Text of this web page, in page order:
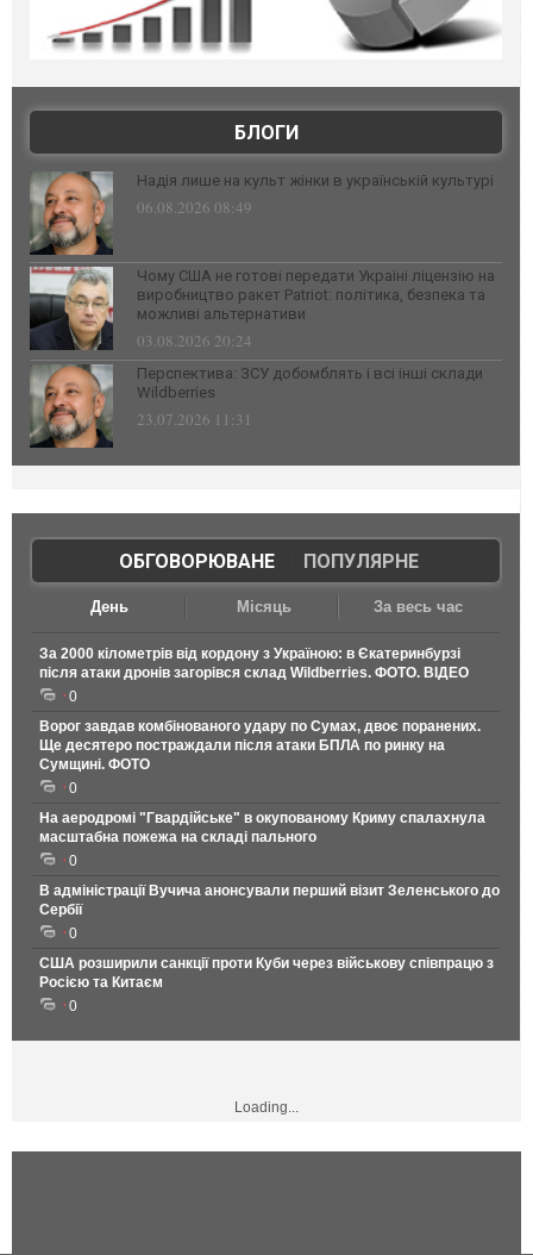
БЛОГИ
Надія лише на культ жінки в українській культурі
06.08.2026 08:49
Чому США не готові передати Україні ліцензію на
виробництво ракет Patriot: політика, безпека та
можливі альтернативи
03.08.2026 20:24
Перспектива: ЗСУ добомблять і всі інші склади
Wildberries
23.07.2026 11:31
ОБГОВОРЮВАНЕ| ПОПУЛЯРНЕ
День Місяць За весь час
За 2000 кілометрів від кордону з Україною: в Єкатеринбурзі
після атаки дронів загорівся склад Wildberries. ФОТО. ВІДЕО
0
Ворог завдав комбінованого удару по Сумах, двоє поранених.
Ще десятеро постраждали після атаки БПЛА по ринку на
Сумщині. ФОТО
0
На аеродромі "Гвардійське" в окупованому Криму спалахнула
масштабна пожежа на складі пального
0
В адміністрації Вучича анонсували перший візит Зеленського до
Сербії
0
США розширили санкції проти Куби через військову співпрацю з
Росією та Китаєм
0
Loading...